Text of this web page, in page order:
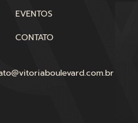
EVENTOS
CONTATO